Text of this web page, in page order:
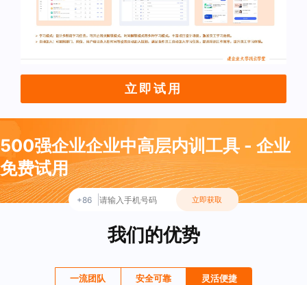
立即试用
500强企业企业中高层内训工具 - 企业
免费试用
+86 立即获取
我们的优势
一流团队 安全可靠 灵活便捷